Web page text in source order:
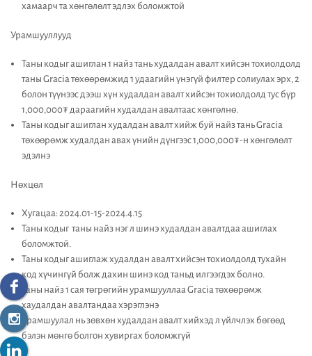
хамаарч та хөнгөлөлт эдлэх боломжтой
Урамшууллууд
Таны кодыг ашиглан 1 найз тань худалдан авалт хийсэн тохиолдолд
таны Gracia төхөөрөмжид 1 удаагийн үнэгүй филтер солиулах эрх, 2
болон түүнээс дээш хүн худалдан авалт хийсэн тохиолдолд тус бүр
1,000,000₮ дараагийн худалдан авалтаас хөнгөлнө.
Таны кодыг ашиглан худалдан авалт хийж буй найз тань Gracia
төхөөрөмж худалдан авах үнийн дүнгээс 1,000,000₮-н хөнгөлөлт
эдэлнэ
Нөхцөл
Хугацаа: 2024.01-15-2024.4.15
Таны кодыг таны найз нэг л шинэ худалдан авалтдаа ашиглах
боломжтой.
Таны кодыг ашиглаж худалдан авалт хийсэн тохиолдолд тухайн
код хүчингүй болж дахин шинэ код таньд илгээгдэх болно.
Таны найз 1 сая төгрөгийн урамшууллаа Gracia төхөөрөмж
хаудалдан авалтандаа хэрэглэнэ
Урамшуулал нь зөвхөн худалдан авалт хийхэд л үйлчлэх бөгөөд
бэлэн мөнгө болгон хувиргах боломжгүй